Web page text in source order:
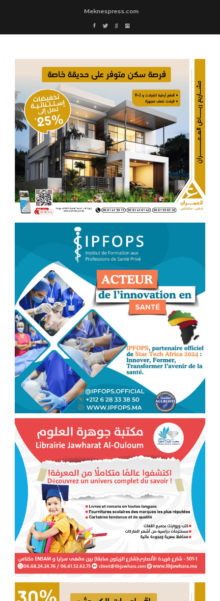
Meknespress.com